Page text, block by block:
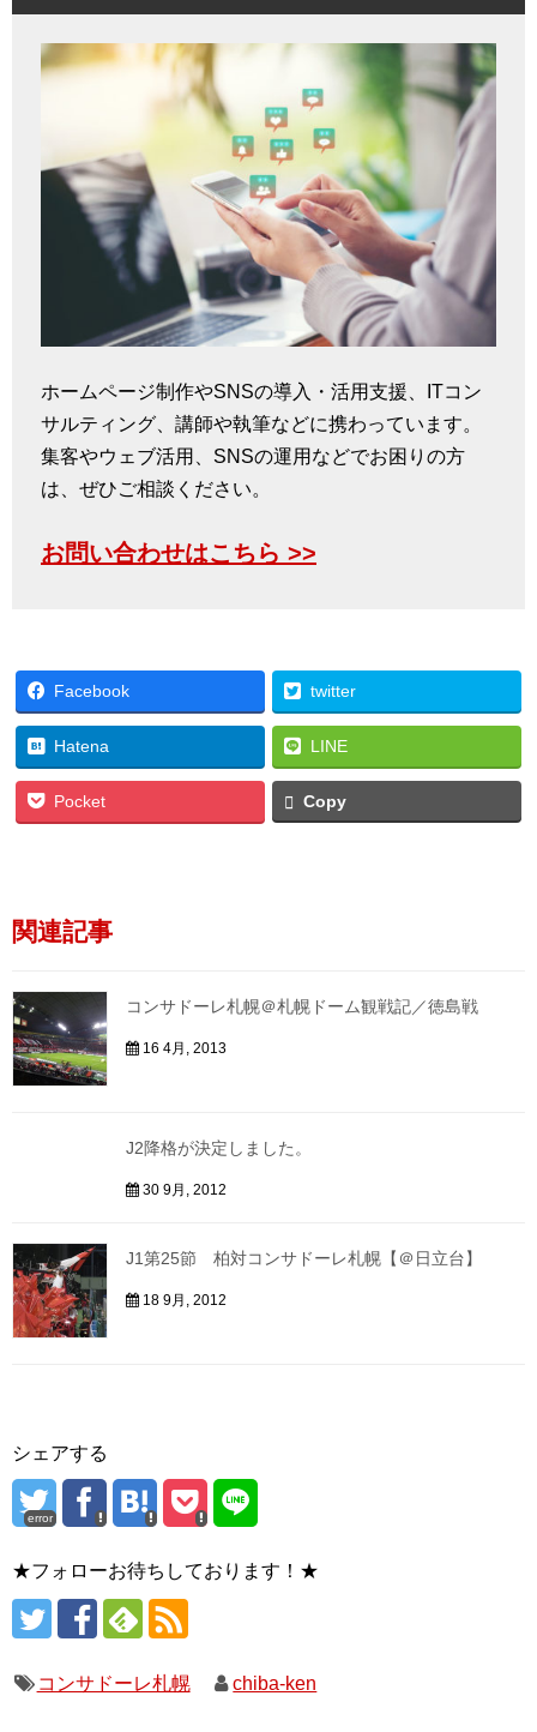
ホームページ制作やSNSの導入・活用支援、ITコン
サルティング、講師や執筆などに携わっています。
集客やウェブ活用、SNSの運用などでお困りの方
は、ぜひご相談ください。
お問い合わせはこちら >>
Facebook twitter
Hatena LINE
Pocket Copy
関連記事
コンサドーレ札幌＠札幌ドーム観戦記／徳島戦
16 4月, 2013
J2降格が決定しました。
30 9月, 2012
J1第25節 柏対コンサドーレ札幌【＠日立台】
18 9月, 2012
シェアする
error
★フォローお待ちしております！★
コンサドーレ札幌 chiba-ken